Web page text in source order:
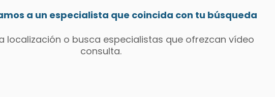
a un especialista que coincida con tu búsqueda
localización o busca especialistas que ofrezcan vídeo
consulta.